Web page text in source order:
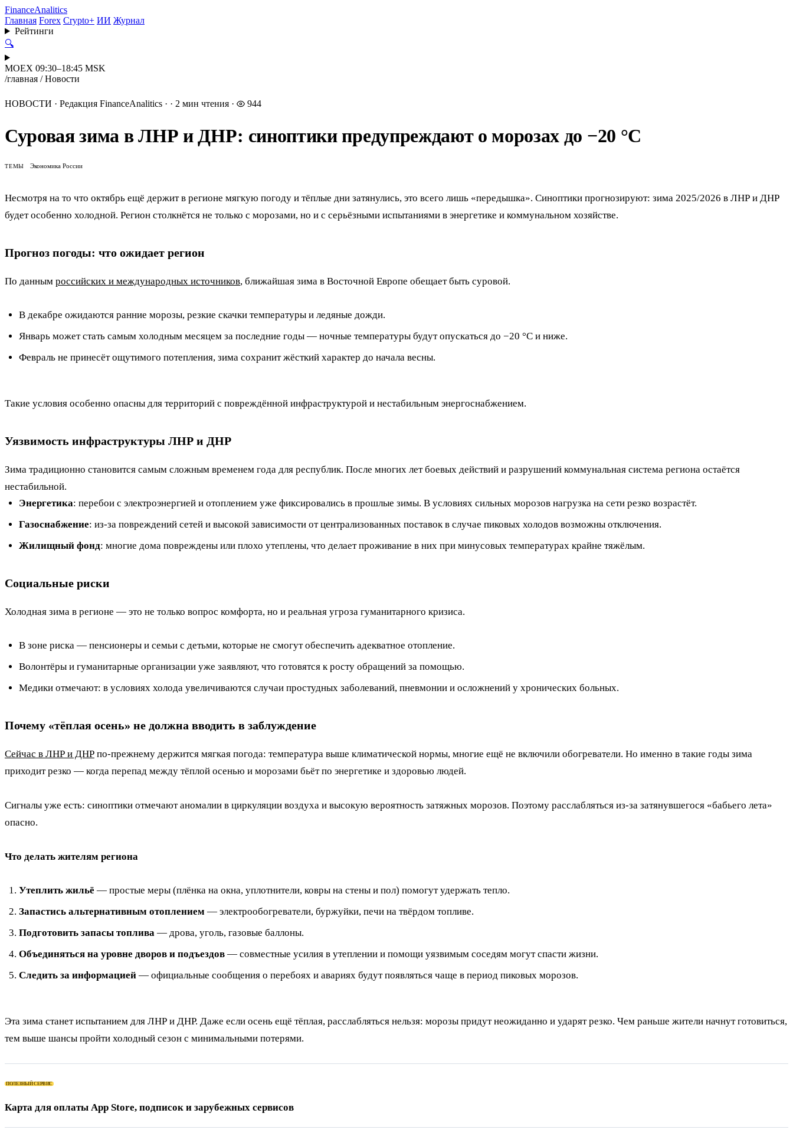
FinanceAnalitics
Главная Forex Crypto+ ИИ Журнал
Рейтинги
🔍
MOEX 09:30–18:45 MSK
/главная / Новости
НОВОСТИ · Редакция FinanceAnalitics · · 2 мин чтения · 944
Суровая зима в ЛНР и ДНР: синоптики предупреждают о морозах до −20 °C
ТЕМЫ Экономика России
Несмотря на то что октябрь ещё держит в регионе мягкую погоду и тёплые дни затянулись, это всего лишь «передышка». Синоптики прогнозируют: зима 2025/2026 в ЛНР и ДНР
будет особенно холодной. Регион столкнётся не только с морозами, но и с серьёзными испытаниями в энергетике и коммунальном хозяйстве.
Прогноз погоды: что ожидает регион
По данным российских и международных источников, ближайшая зима в Восточной Европе обещает быть суровой.
В декабре ожидаются ранние морозы, резкие скачки температуры и ледяные дожди.
Январь может стать самым холодным месяцем за последние годы — ночные температуры будут опускаться до −20 °C и ниже.
Февраль не принесёт ощутимого потепления, зима сохранит жёсткий характер до начала весны.
Такие условия особенно опасны для территорий с повреждённой инфраструктурой и нестабильным энергоснабжением.
Уязвимость инфраструктуры ЛНР и ДНР
Зима традиционно становится самым сложным временем года для республик. После многих лет боевых действий и разрушений коммунальная система региона остаётся
нестабильной.
Энергетика: перебои с электроэнергией и отоплением уже фиксировались в прошлые зимы. В условиях сильных морозов нагрузка на сети резко возрастёт.
Газоснабжение: из-за повреждений сетей и высокой зависимости от централизованных поставок в случае пиковых холодов возможны отключения.
Жилищный фонд: многие дома повреждены или плохо утеплены, что делает проживание в них при минусовых температурах крайне тяжёлым.
Социальные риски
Холодная зима в регионе — это не только вопрос комфорта, но и реальная угроза гуманитарного кризиса.
В зоне риска — пенсионеры и семьи с детьми, которые не смогут обеспечить адекватное отопление.
Волонтёры и гуманитарные организации уже заявляют, что готовятся к росту обращений за помощью.
Медики отмечают: в условиях холода увеличиваются случаи простудных заболеваний, пневмонии и осложнений у хронических больных.
Почему «тёплая осень» не должна вводить в заблуждение
Сейчас в ЛНР и ДНР по-прежнему держится мягкая погода: температура выше климатической нормы, многие ещё не включили обогреватели. Но именно в такие годы зима
приходит резко — когда перепад между тёплой осенью и морозами бьёт по энергетике и здоровью людей.
Сигналы уже есть: синоптики отмечают аномалии в циркуляции воздуха и высокую вероятность затяжных морозов. Поэтому расслабляться из-за затянувшегося «бабьего лета»
опасно.
Что делать жителям региона
Утеплить жильё — простые меры (плёнка на окна, уплотнители, ковры на стены и пол) помогут удержать тепло.
Запастись альтернативным отоплением — электрообогреватели, буржуйки, печи на твёрдом топливе.
Подготовить запасы топлива — дрова, уголь, газовые баллоны.
Объединяться на уровне дворов и подъездов — совместные усилия в утеплении и помощи уязвимым соседям могут спасти жизни.
Следить за информацией — официальные сообщения о перебоях и авариях будут появляться чаще в период пиковых морозов.
Эта зима станет испытанием для ЛНР и ДНР. Даже если осень ещё тёплая, расслабляться нельзя: морозы придут неожиданно и ударят резко. Чем раньше жители начнут готовиться,
тем выше шансы пройти холодный сезон с минимальными потерями.
ПОЛЕЗНЫЙ СЕРВИС
Карта для оплаты App Store, подписок и зарубежных сервисов